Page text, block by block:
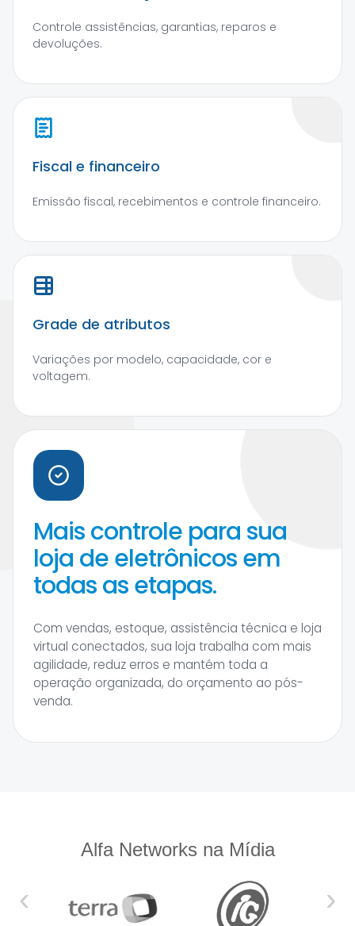
Controle assistências, garantias, reparos e
devoluções.
Fiscal e financeiro
Emissão fiscal, recebimentos e controle financeiro.
Grade de atributos
Variações por modelo, capacidade, cor e
voltagem.
Mais controle para sua
loja de eletrônicos em
todas as etapas.
Com vendas, estoque, assistência técnica e loja
virtual conectados, sua loja trabalha com mais
agilidade, reduz erros e mantém toda a
operação organizada, do orçamento ao pós-
venda.
Alfa Networks na Mídia
‹ ›